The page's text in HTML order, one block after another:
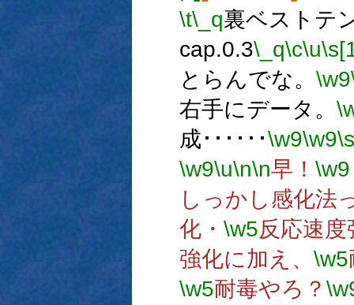
\t\_q裏ベストテ
cap.0.3\_q\c\u
とらんでな。 \w9
右手にデータ。
成･･････\w9\w9
\w9\u\n\n早！ \w9
しっかし感化法
化・ \w5反応速度
強化に加え、 \w5
\w5耐毒やろ？